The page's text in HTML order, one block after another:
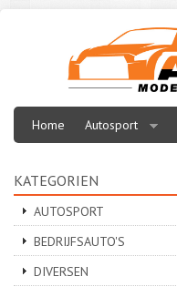
Home Autosport
KATEGORIEN
AUTOSPORT
BEDRIJFSAUTO'S
DIVERSEN